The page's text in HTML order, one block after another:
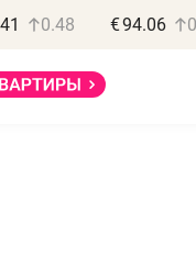
0.48 €94.06